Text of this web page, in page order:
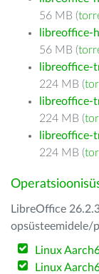
56 MB (
libreoffice-
56 MB (
libreoffice-
224 MB (
libreoffice-
224 MB (
libreoffice-
224 MB (
LibreOffice
opsüsteemidele/
Linux
Linux